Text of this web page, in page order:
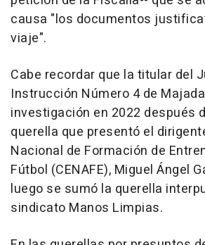
causa "los documentos
viaje".
Cabe recordar que la titular del
Instrucción Número 4 de
investigación en 2022 después
querella que presentó el
Nacional de Formación de
Fútbol (CENAFE), Miguel Ángel
luego se sumó la querella
sindicato Manos Limpias.